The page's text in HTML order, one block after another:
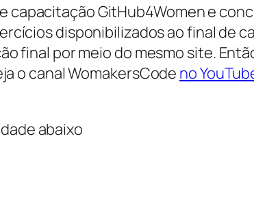
capacitação GitHub4Women e
disponibilizados ao final de
final por meio do mesmo site.
o canal WomakersCode no
abaixo